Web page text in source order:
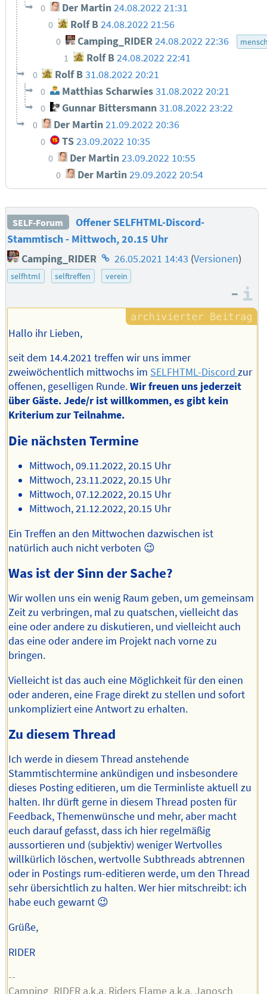
0 Der Martin 24.08.2022 21:31
0 Rolf B 24.08.2022 21:56
0 Camping_RIDER24.08.2022 22:36
1 Rolf B24.08.2022 22:41
0 Rolf B31.08.2022 20:21
0 Matthias Scharwies 31.08.2022 20:21
0 Gunnar Bittersmann 31.08.2022 23:22
0 Der Martin21.09.2022 20:36
0 TS 23.09.2022 10:35
0 Der Martin23.09.2022 10:55
0 Der Martin29.09.2022 20:54
SELF-Forum
Offener SELFHTML-Discord-
Stammtisch - Mittwoch, 20.15 Uhr
Camping_RIDER Homepage
des
26.05.2021 14:43 (Versionen)
selfhtml selftreffen verein
–
Hallo ihr Lieben,
seit dem 14.4.2021 treffen wir uns immer
zweiwöchentlich mittwochs im SELFHTML-Discordzur
offenen, geselligen Runde.Wir freuen uns jederzeit
über Gäste. Jede/r ist willkommen, es gibt kein
Kriterium zur Teilnahme.
Die nächsten Termine
Mittwoch, 09.11.2022, 20.15 Uhr
Mittwoch, 23.11.2022, 20.15 Uhr
Mittwoch, 07.12.2022, 20.15 Uhr
Mittwoch, 21.12.2022, 20.15 Uhr
Ein Treffen an den Mittwochen dazwischen ist
natürlich auch nicht verboten 😉
Was ist der Sinn der Sache?
Wir wollen uns ein wenig Raum geben, um gemeinsam
Zeit zu verbringen, mal zu quatschen, vielleicht das
eine oder andere zu diskutieren, und vielleicht auch
das eine oder andere im Projekt nach vorne zu
bringen.
Vielleicht ist das auch eine Möglichkeit für den einen
oder anderen, eine Frage direkt zu stellen und sofort
unkompliziert eine Antwort zu erhalten.
Zu diesem Thread
Ich werde in diesem Thread anstehende
Stammtischtermine ankündigen und insbesondere
dieses Posting editieren, um die Terminliste aktuell zu
halten. Ihr dürft gerne in diesem Thread posten für
Feedback, Themenwünsche und mehr, aber macht
euch darauf gefasst, dass ich hier regelmäßig
aussortieren und (subjektiv) weniger Wertvolles
willkürlich löschen, wertvolle Subthreads abtrennen
oder in Postings rum-editieren werde, um den Thread
sehr übersichtlich zu halten. Wer hier mitschreibt: ich
habe euch gewarnt 😉
Grüße,
RIDER
--
Camping_RIDER a.k.a. Riders Flame a.k.a. Janosch